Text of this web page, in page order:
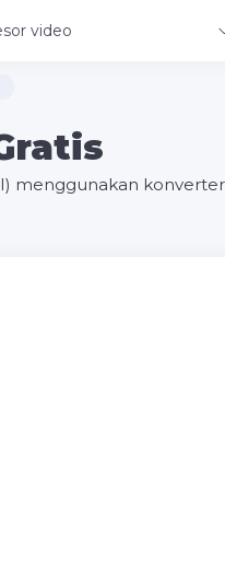
video
menggunakan